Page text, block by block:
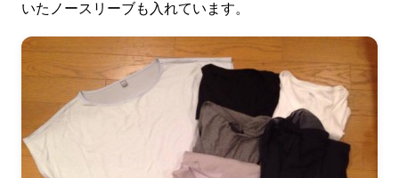
いたノースリーブも入れています。